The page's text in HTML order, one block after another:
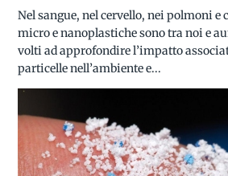
Nel sangue, nel cervello, nei polmoni e
micro e nanoplastiche sono tra noi e
volti ad approfondire l’impatto
particelle nell’ambiente e...